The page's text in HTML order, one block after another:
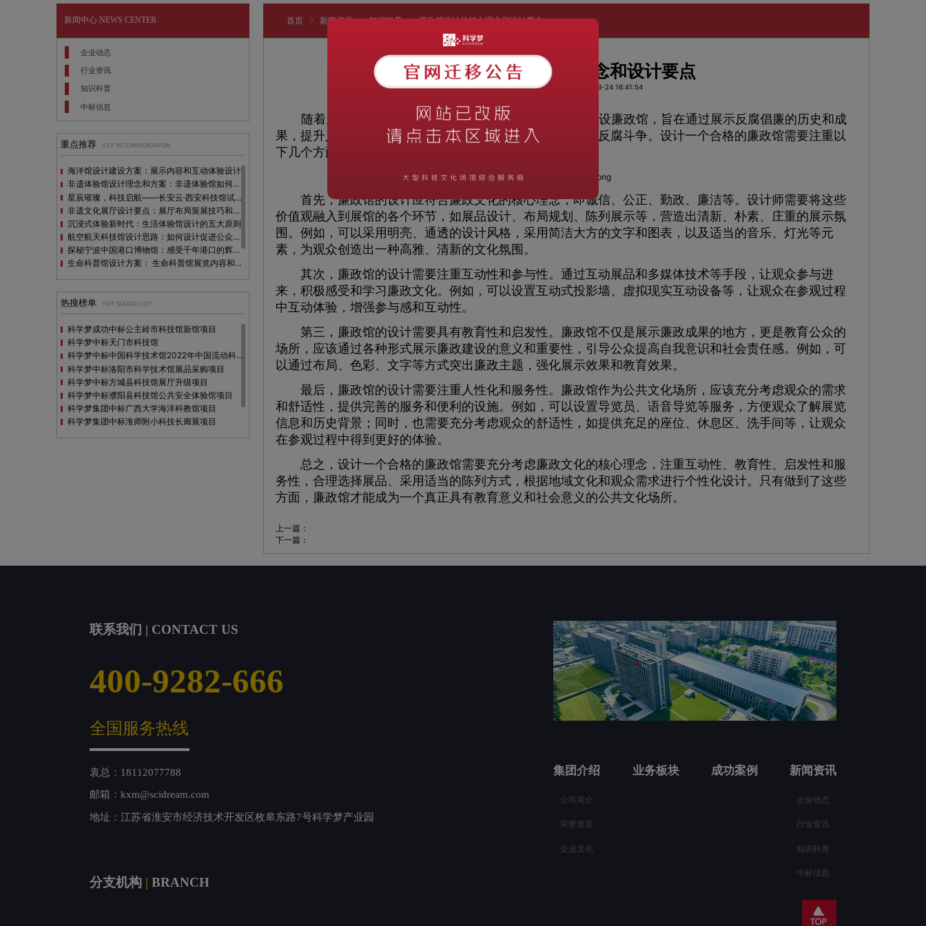
新闻中心NEWS CENTER
企业动态
行业资讯
知识科普
中标信息
重点推荐 KEY RECOMMENDATION
海洋馆设计建设方案：展示内容和互动体验设计
非遗体验馆设计理念和方案：非遗体验馆如何本土化设计？
星辰璀璨，科技启航——长安云·西安科技馆试营业，邀您共赴未来之旅！
非遗文化展厅设计要点：展厅布局策展技巧和创新元素
沉浸式体验新时代：生活体验馆设计的五大原则
航空航天科技馆设计思路：如何设计促进公众的兴趣
探秘宁波中国港口博物馆：感受千年港口的辉煌与变迁
生命科普馆设计方案： ​生命科普馆展览内容和互动方式
全息体验馆设计：打造身临其境的奇妙世界
热搜榜单 HOT SEARCH LIST
科学梦成功中标公主岭市科技馆新馆项目
科学梦中标天门市科技馆
科学梦中标中国科学技术馆2022年中国流动科技馆展览采购
科学梦中标洛阳市科学技术馆展品采购项目
科学梦中标方城县科技馆展厅升级项目
科学梦中标濮阳县科技馆公共安全体验馆项目
科学梦集团中标广西大学海洋科教馆项目
科学梦集团中标淮师附小科技长廊展项目
首页 新闻资讯 知识科普 廉政馆设计的核心理念和设计要点
廉政馆设计的核心理念和设计要点
阅读次数：1216 时间：2023-03-24 16:41:54
随着反腐倡廉的呼声日益高涨，越来越多的地方开始建设廉政馆，旨在通过展示反腐倡廉的历史和成
果，提升人们对廉政建设的认识和意识，引导公众积极参与反腐斗争。设计一个合格的廉政馆需要注重以
下几个方面。
首先，廉政馆的设计应符合廉政文化的核心理念，即诚信、公正、勤政、廉洁等。设计师需要将这些
价值观融入到展馆的各个环节，如展品设计、布局规划、陈列展示等，营造出清新、朴素、庄重的展示氛
围。例如，可以采用明亮、通透的设计风格，采用简洁大方的文字和图表，以及适当的音乐、灯光等元
素，为观众创造出一种高雅、清新的文化氛围。
其次，廉政馆的设计需要注重互动性和参与性。通过互动展品和多媒体技术等手段，让观众参与进
来，积极感受和学习廉政文化。例如，可以设置互动式投影墙、虚拟现实互动设备等，让观众在参观过程
中互动体验，增强参与感和互动性。
第三，廉政馆的设计需要具有教育性和启发性。廉政馆不仅是展示廉政成果的地方，更是教育公众的
场所，应该通过各种形式展示廉政建设的意义和重要性，引导公众提高自我意识和社会责任感。例如，可
以通过布局、色彩、文字等方式突出廉政主题，强化展示效果和教育效果。
最后，廉政馆的设计需要注重人性化和服务性。廉政馆作为公共文化场所，应该充分考虑观众的需求
和舒适性，提供完善的服务和便利的设施。例如，可以设置导览员、语音导览等服务，方便观众了解展览
信息和历史背景；同时，也需要充分考虑观众的舒适性，如提供充足的座位、休息区、洗手间等，让观众
在参观过程中得到更好的体验。
总之，设计一个合格的廉政馆需要充分考虑廉政文化的核心理念，注重互动性、教育性、启发性和服
务性，合理选择展品、采用适当的陈列方式，根据地域文化和观众需求进行个性化设计。只有做到了这些
方面，廉政馆才能成为一个真正具有教育意义和社会意义的公共文化场所。
上一篇：
下一篇：
联系我们 | CONTACT US
400-9282-666
全国服务热线
袁总：18112077788
邮箱：kxm@scidream.com
地址：江苏省淮安市经济技术开发区枚皋东路7号科学梦产业园
分支机构 | BRANCH
集团介绍
公司简介
荣誉资质
企业文化
业务板块 成功案例 新闻资讯
企业动态
行业资讯
知识科普
中标信息